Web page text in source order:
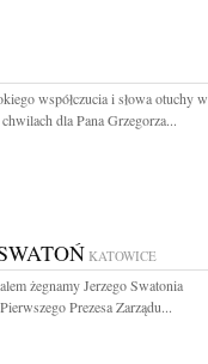
współczucia i słowa otuchy w
dla Pana Grzegorza...
KATOWICE
żegnamy Jerzego Swatonia
Prezesa Zarządu...